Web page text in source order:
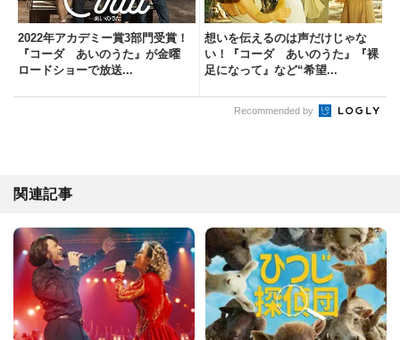
2022年アカデミー賞3部門受賞！
『コーダ あいのうた』が金曜
ロードショーで放送...
想いを伝えるのは声だけじゃな
い！『コーダ あいのうた』『裸
⾜になって』など“希望...
Recommended by
関連記事